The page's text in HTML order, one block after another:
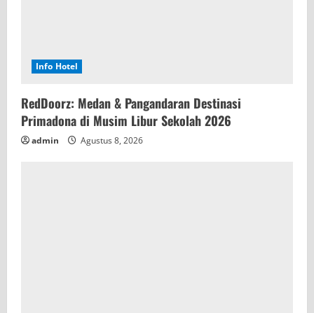
Info Hotel
RedDoorz: Medan & Pangandaran Destinasi
Primadona di Musim Libur Sekolah 2026
admin Agustus 8, 2026